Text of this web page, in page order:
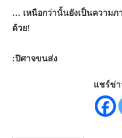
… เหนือกว่านั้นยังเป็นความภ
ด้วย!
:ปิศาจขนส่ง
แชร์ข่า